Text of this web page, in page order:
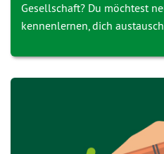
Gesellschaft? Du möchtest
kennenlernen, dich